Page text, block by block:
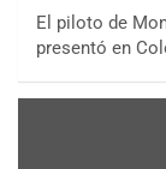
El piloto de
presentó en